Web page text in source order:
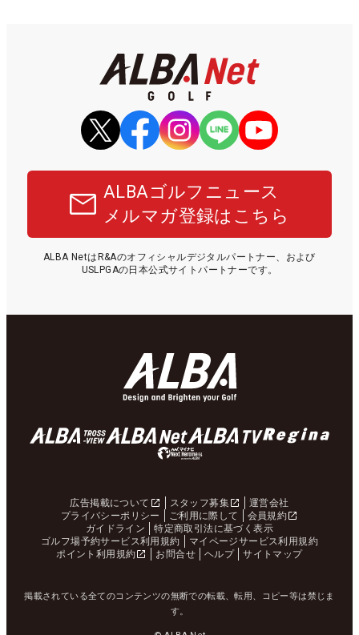
ALBAゴルフニュース
メルマガ登録はこちら
ALBA NetはR&Aのオフィシャルデジタルパートナー、および
USLPGAの日本公式サイトパートナーです。
広告掲載について スタッフ募集
運営会社
プライバシーポリシー
ご利用に際して
会員規約
ガイドライン
特定商取引法に基づく表示
ゴルフ場予約サービス利用規約
マイページサービス利用規約
ポイント利用規約
お問合せ ヘルプ サイトマップ
掲載されている全てのコンテンツの無断での転載、転用、コピー等は禁じま
す。